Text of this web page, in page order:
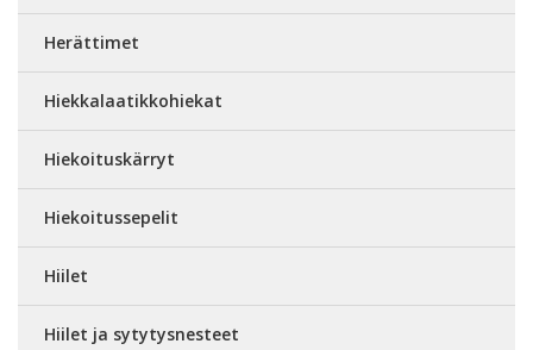
Herättimet
Hiekkalaatikkohiekat
Hiekoituskärryt
Hiekoitussepelit
Hiilet
Hiilet ja sytytysnesteet